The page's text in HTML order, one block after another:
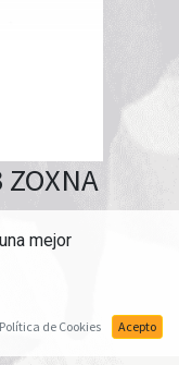
mejor
Política de Cookies Acepto